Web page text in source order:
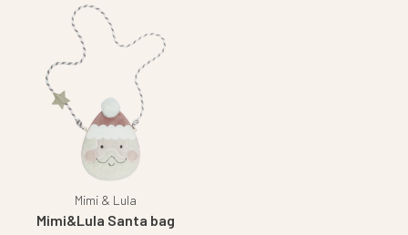
Mimi & Lula
Mimi&Lula Santa bag